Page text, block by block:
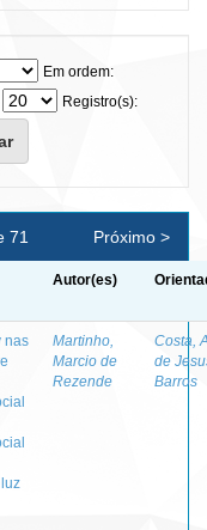
Em ordem:
Registro(s):
71 Próximo >
Autor(es)
nas
Martinho,
Marcio de
Rezende
Costa,
de
Barros